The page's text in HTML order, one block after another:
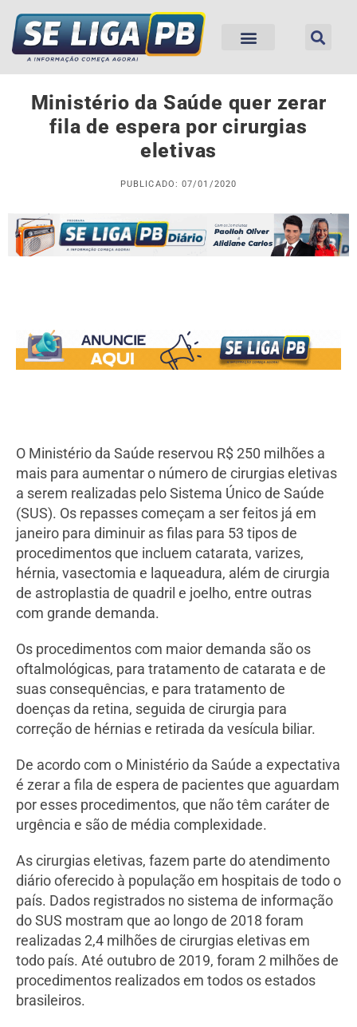
Ministério da Saúde quer zerar
fila de espera por cirurgias
eletivas
PUBLICADO: 07/01/2020
O Ministério da Saúde reservou R$ 250 milhões a
mais para aumentar o número de cirurgias eletivas
a serem realizadas pelo Sistema Único de Saúde
(SUS). Os repasses começam a ser feitos já em
janeiro para diminuir as filas para 53 tipos de
procedimentos que incluem catarata, varizes,
hérnia, vasectomia e laqueadura, além de cirurgia
de astroplastia de quadril e joelho, entre outras
com grande demanda.
Os procedimentos com maior demanda são os
oftalmológicas, para tratamento de catarata e de
suas consequências, e para tratamento de
doenças da retina, seguida de cirurgia para
correção de hérnias e retirada da vesícula biliar.
De acordo com o Ministério da Saúde a expectativa
é zerar a fila de espera de pacientes que aguardam
por esses procedimentos, que não têm caráter de
urgência e são de média complexidade.
As cirurgias eletivas, fazem parte do atendimento
diário oferecido à população em hospitais de todo o
país. Dados registrados no sistema de informação
do SUS mostram que ao longo de 2018 foram
realizadas 2,4 milhões de cirurgias eletivas em
todo país. Até outubro de 2019, foram 2 milhões de
procedimentos realizados em todos os estados
brasileiros.